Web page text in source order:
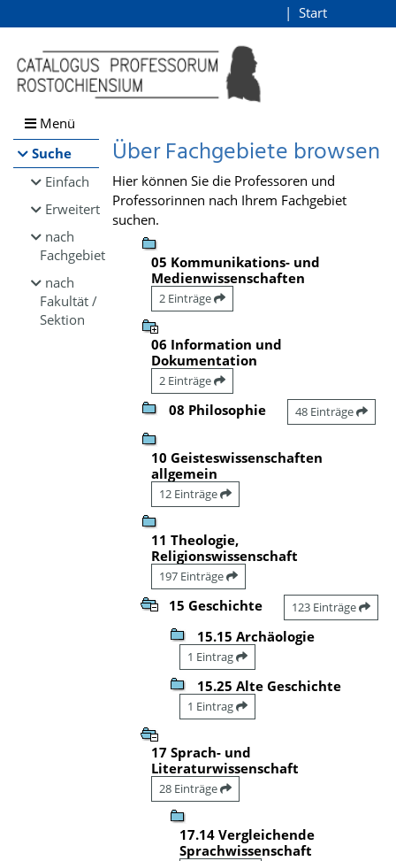
Browsen
direkt zum Inhalt
Start
Menü
Suche
Einfach
Erweitert
nach
Fachgebiet
nach
Fakultät /
Sektion
Über Fachgebiete browsen
Hier können Sie die Professoren und
Professorinnen nach Ihrem Fachgebiet
suchen.
05 Kommunikations- und
Medienwissenschaften
2 Einträge
06 Information und
Dokumentation
2 Einträge
08 Philosophie 48 Einträge
10 Geisteswissenschaften
allgemein
12 Einträge
11 Theologie,
Religionswissenschaft
197 Einträge
15 Geschichte 123 Einträge
15.15 Archäologie
1 Eintrag
15.25 Alte Geschichte
1 Eintrag
17 Sprach- und
Literaturwissenschaft
28 Einträge
17.14 Vergleichende
Sprachwissenschaft